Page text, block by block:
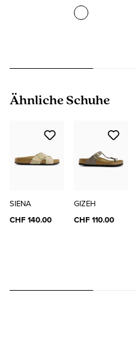
Produktgalerie überspringen
Ähnliche Schuhe
SIENA
CHF 140.00
GIZEH
CHF 110.00